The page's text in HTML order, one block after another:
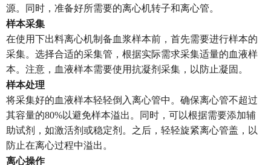
源。同时，准备好所需要的离心机转子和离心管。
样本采集
在使用下出料离心机制备血浆样本前，首先需要进行样本的
采集。选择合适的采集管，根据实际需求采集适量的血液样
本。注意，血液样本需要使用抗凝剂采集，以防止凝固。
样本处理
将采集好的血液样本轻轻倒入离心管中。确保离心管不超过
其容量的80%以避免样本溢出。同时，可以根据需要添加辅
助试剂，如激活剂或稳定剂。之后，轻轻旋紧离心管盖，以
防止在离心过程中溢出。
离心操作